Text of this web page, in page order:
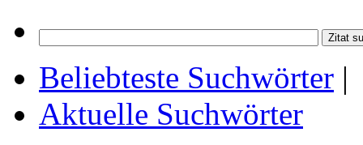
Beliebteste Suchwörter |
Aktuelle Suchwörter